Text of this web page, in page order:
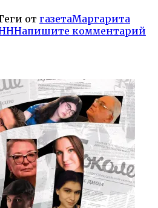
от газетаМаргарита
Напишите комментарий